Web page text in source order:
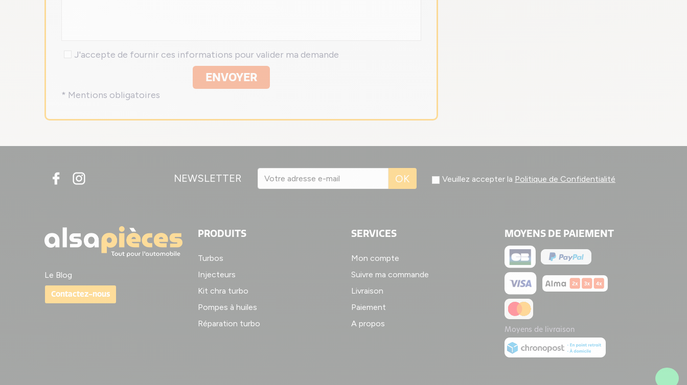
J'accepte de fournir ces informations pour valider ma demande
ENVOYER
* Mentions obligatoires
NEWSLETTER OK Veuillez accepter la Politique de Confidentialité
Le Blog
Contactez-nous
PRODUITS
Turbos
Injecteurs
Kit chra turbo
Pompes à huiles
Réparation turbo
SERVICES
Mon compte
Suivre ma commande
Livraison
Paiement
A propos
MOYENS DE PAIEMENT
Moyens de livraison